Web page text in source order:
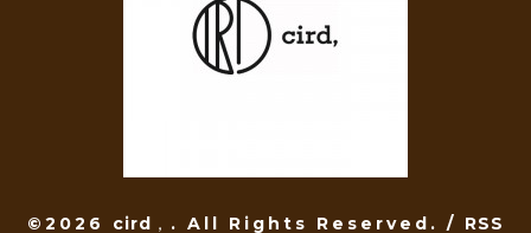
©2026 cird， . All Rights Reserved. / RSS